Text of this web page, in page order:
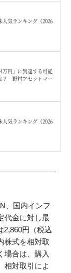
気ランキング（2026
万円」に到達する可能
？ 野村アセットマネ
気ランキング（2026
、国内インフ
代金に対し最
2,860円（税込
株式を相対取
場合は、購入
相対取引によ